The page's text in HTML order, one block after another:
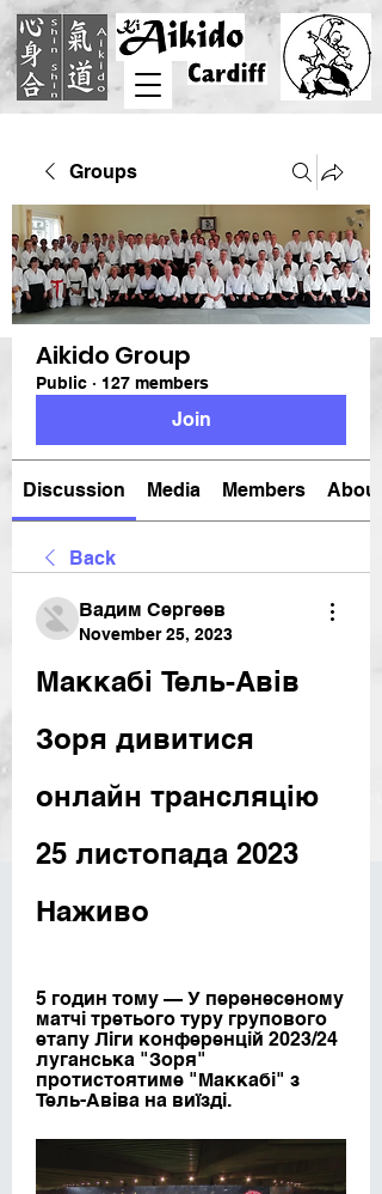
Groups
Aikido Group
Public · 127 members
Join
Discussion Media Members About
Back
Вадим Сергеев
November 25, 2023
Маккабі Тель-Авів
Зоря дивитися
онлайн трансляцію
25 листопада 2023
Наживо
5 годин тому — У перенесеному
матчі третього туру групового
етапу Ліги конференцій 2023/24
луганська "Зоря"
протистоятиме "Маккабі" з
Тель-Авіва на виїзді.